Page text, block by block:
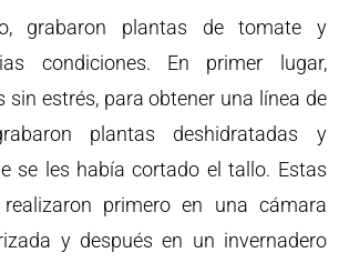
grabaron plantas de tomate y
condiciones. En primer lugar,
sin estrés, para obtener una línea de
plantas deshidratadas y
se les había cortado el tallo. Estas
primero en una cámara
y después en un invernadero